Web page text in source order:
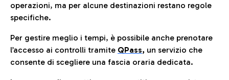
operazioni, ma per alcune destinazioni restano regole
specifiche.
Per gestire meglio i tempi, è possibile anche prenotare
l’accesso ai controlli tramite QPass, un servizio che
consente di scegliere una fascia oraria dedicata.